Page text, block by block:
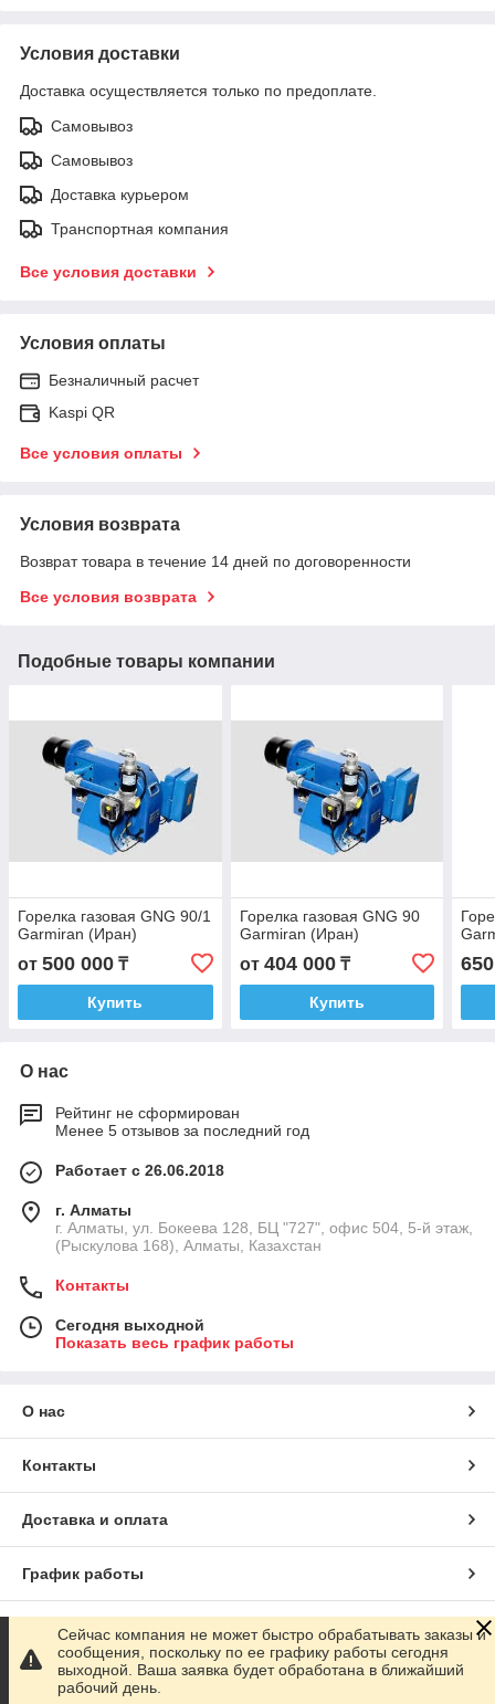
Условия доставки
Доставка осуществляется только по предоплате.
Самовывоз
Самовывоз
Доставка курьером
Транспортная компания
Все условия доставки
Условия оплаты
Безналичный расчет
Kaspi QR
Все условия оплаты
Условия возврата
Возврат товара в течение 14 дней по договоренности
Все условия возврата
Подобные товары компании
Горелка газовая GNG 90/1
Garmiran (Иран)
от 500 000 ₸
Купить
Горелка газовая GNG 90
Garmiran (Иран)
от 404 000₸
Купить
О нас
Рейтинг не сформирован
Менее 5 отзывов за последний год
Работает с 26.06.2018
г. Алматы
г. Алматы, ул. Бокеева 128, БЦ "727", офис 504, 5-й этаж,
(Рыскулова 168), Алматы, Казахстан
Контакты
Сегодня выходной
Показать весь график работы
О нас
Контакты
Доставка и оплата
График работы
Полная версия сайта
Сайт создан на маркетплейсе Satu.kz
Сейчас компания не может быстро обрабатывать заказы и
сообщения, поскольку по ее графику работы сегодня
выходной. Ваша заявка будет обработана в ближайший
рабочий день.